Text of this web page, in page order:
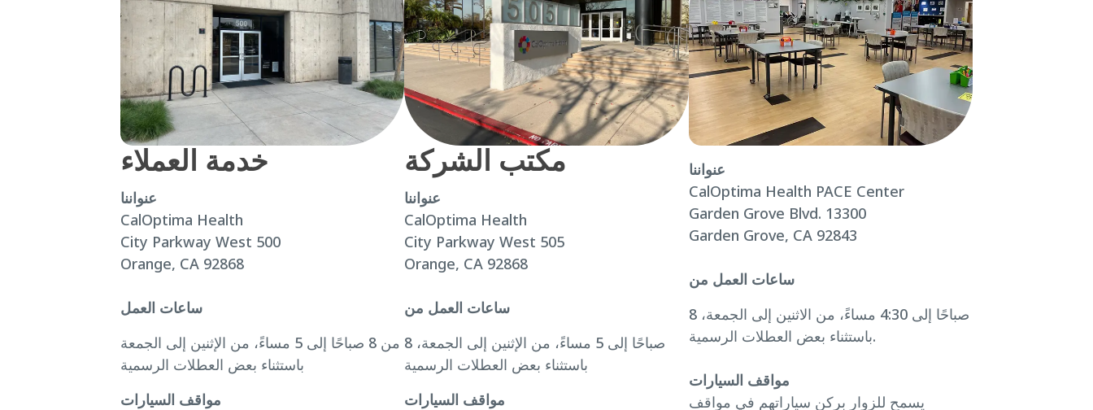
خدمة العملاء
عنواننا
CalOptima Health
City Parkway West 500
Orange, CA 92868
ساعات العمل
من 8 صباحًا إلى 5 مساءً، من الإثنين إلى الجمعة
باستثناء بعض العطلات الرسمية
مواقف السيارات
مكتب الشركة
عنواننا
CalOptima Health
City Parkway West 505
Orange, CA 92868
ساعات العمل من
8 صباحًا إلى 5 مساءً، من الإثنين إلى الجمعة،
باستثناء بعض العطلات الرسمية
مواقف السيارات
عنواننا
CalOptima Health PACE Center
Garden Grove Blvd. 13300
Garden Grove, CA 92843
ساعات العمل من
8 صباحًا إلى 4:30 مساءً، من الاثنين إلى الجمعة،
باستثناء بعض العطلات الرسمية.
مواقف السيارات
يسمح للزوار بركن سياراتهم في مواقف